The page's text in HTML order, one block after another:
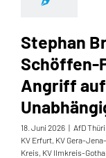
Stephan
Schöffen-
Angriff
18. Juni 2026 | AfD
KV Erfurt, KV Gera-
Kreis, KV Ilmkreis-Gotha